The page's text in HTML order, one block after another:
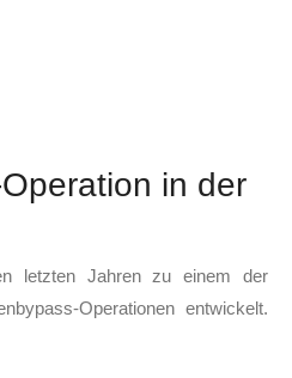
in der
letzten Jahren zu einem der
Operationen entwickelt.